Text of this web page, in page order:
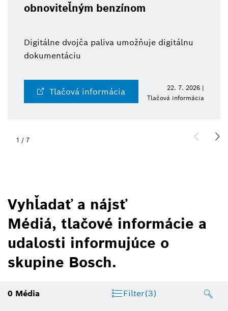
obnoviteľným benzínom
Digitálne dvojča paliva umožňuje digitálnu
dokumentáciu
Tlačová informácia
22. 7. 2026 |
Tlačová informácia
1 / 7
Vyhľadať a nájsť
Médiá, tlačové informácie a
udalosti informujúce o
skupine Bosch.
0 Média Filter(3)